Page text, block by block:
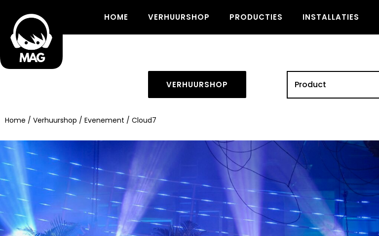
HOME VERHUURSHOP PRODUCTIES INSTALLATIES
VERHUURSHOP
Home / Verhuurshop / Evenement / Cloud7